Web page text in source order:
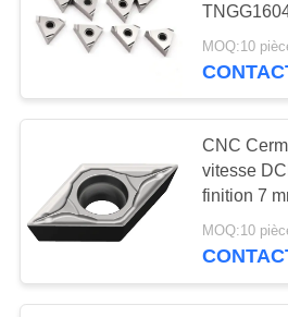
DU
POLITIQUE
DE
CONFIDENTIALITÉ
Insertions
d'incidence
cermet
MOQ:10
CNC
vitesse
finition 7
MOQ:10